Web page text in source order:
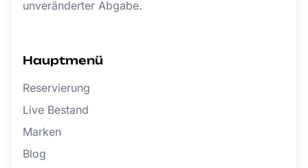
unveränderter Abgabe.
Hauptmenü
Reservierung
Live Bestand
Marken
Blog